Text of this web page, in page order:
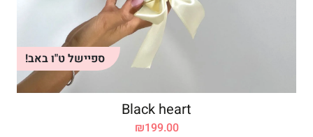
ספיישל ט"ו באב!
Black heart
₪199.00